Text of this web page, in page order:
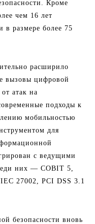
Кроме
чем 16 лет
в размере более 75
расширило
вызовы цифровой
атак на
подходы к
мобильностью
для
с ведущими
них — COBIT 5,
27002, PCI DSS 3.1
безопасности вновь